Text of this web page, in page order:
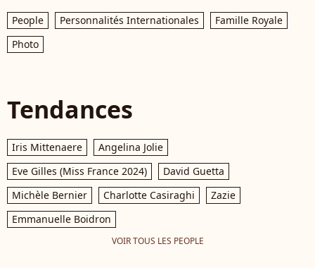
People Personnalités Internationales
Famille Royale
Photo
Tendances
Iris Mittenaere
Angelina Jolie
Eve Gilles (Miss France 2024)
David Guetta
Michèle Bernier
Charlotte Casiraghi
Zazie
Emmanuelle Boidron
VOIR TOUS LES PEOPLE